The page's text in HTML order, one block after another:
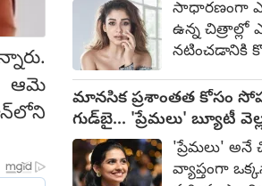
ఆమె
సాధారణంగా
ఉన్న చిత్రాల్లో
నటించడానికి
నయనతార
హీరో యశ్
తాజా చిత్రం
మోహన్ దాస్
వహించారు.
మానసిక ప్రశాంతత కోసం
గుడ్‌బై... 'ప్రేమలు' బ్యూటీ
'ప్రేమలు' అనే
వ్యాప్తంగా